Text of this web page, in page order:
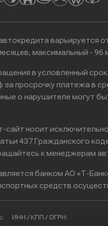
варьируется
максимальный -
в условленный
за просрочку платежа в
о нарушителе могут
сайт носит
437 Гражданского
к менеджерам
банком АО «Т-
средств
ИНН / КПП / ОГРН: